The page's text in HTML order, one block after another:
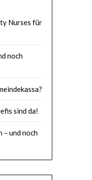
Nurses für
noch
sind da!
– und noch